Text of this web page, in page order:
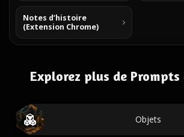
Notes d’histoire
(Extension Chrome)
Explorez plus de
Objets